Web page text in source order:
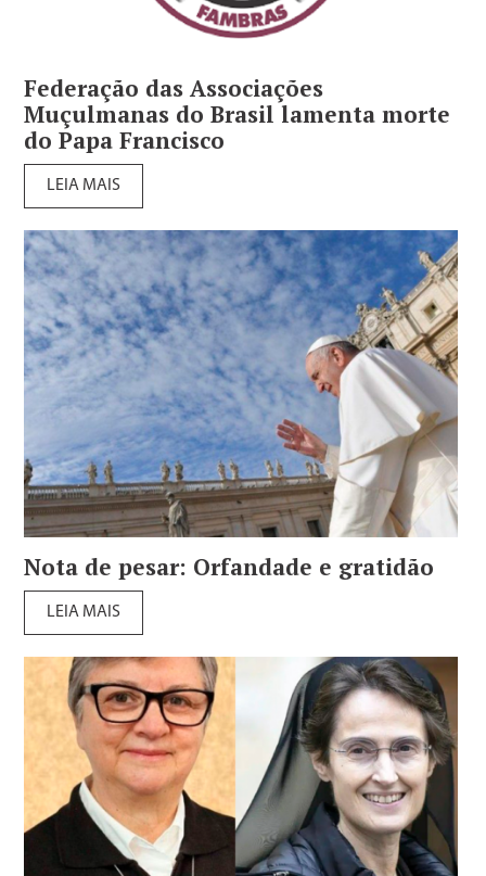
Federação das Associações
Muçulmanas do Brasil lamenta morte
do Papa Francisco
LEIA MAIS
Nota de pesar: Orfandade e gratidão
LEIA MAIS